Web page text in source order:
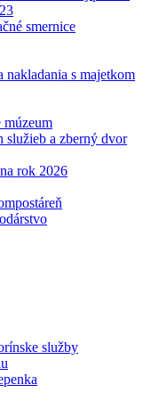
smernice
nakladania s majetkom
múzeum
služieb a zberný dvor
rok 2026
služby